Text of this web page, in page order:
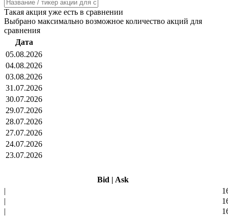
Такая акция уже есть в сравнении
Выбрано максимально возможное количество акций для
сравнения
Дата
05.08.2026
04.08.2026
03.08.2026
31.07.2026
30.07.2026
29.07.2026
28.07.2026
27.07.2026
24.07.2026
23.07.2026
Bid | Ask
|
|
|